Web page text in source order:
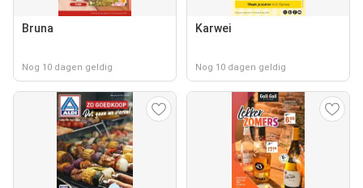
Bruna
Nog 10 dagen geldig
Karwei
Nog 10 dagen geldig